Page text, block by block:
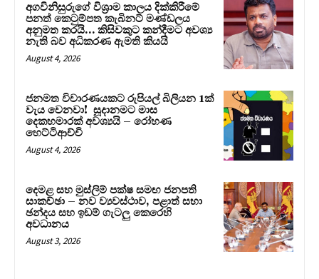
අගවිනිසුරුගේ විශ්‍රාම කාලය දික්කිරීමේ
පනත් කෙටුම්පත කැබිනට් මණ්ඩලය
අනුමත කරයි… කිසිවකුට කන්දීමට අවශ්‍ය
නැති බව අධිකරණ ඇමති කියයි
August 4, 2026
ජනමත විචාරණයකට රුපියල් බිලියන 1ක්
වැය වෙනවා! සූදානමට මාස
දෙකහමාරක් අවශ්‍යයි – රෝහණ
හෙට්ටිආච්චි
August 4, 2026
දෙමළ සහ මුස්ලිම් පක්ෂ සමඟ ජනපති
සාකච්ඡා – නව ව්‍යවස්ථාව, පළාත් සභා
ඡන්දය සහ ඉඩම් ගැටලු කෙරෙහි
අවධානය
August 3, 2026